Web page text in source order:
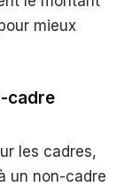
mieux
cadre
les cadres,
un non-cadre